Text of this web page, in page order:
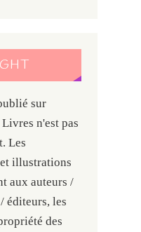
sur
n'est pas
Les
illustrations
aux auteurs /
éditeurs, les
des